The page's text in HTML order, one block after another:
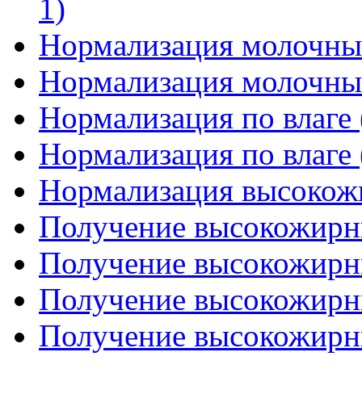
1)
Нормализация
Нормализация
Нормализация по влаге
Нормализация по влаге
Нормализация
Получение
Получение
Получение
Получение